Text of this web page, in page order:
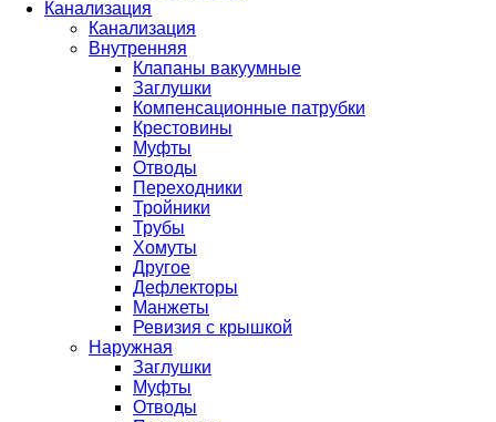
Канализация
Канализация
Внутренняя
Клапаны вакуумные
Заглушки
Компенсационные патрубки
Крестовины
Муфты
Отводы
Переходники
Тройники
Трубы
Хомуты
Другое
Дефлекторы
Манжеты
Ревизия с крышкой
Наружная
Заглушки
Муфты
Отводы